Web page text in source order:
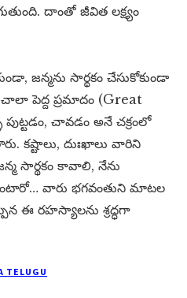
దాంతో జీవిత లక్ష్యం
జన్మను సార్థకం చేసుకోకుండా
పెద్ద ప్రమాదం (Great
చావడం అనే చక్రంలో
కష్టాలు, దుఃఖాలు వారిని
సార్థకం కావాలి, నేను
వారు భగవంతుని మాటల
ఈ రహస్యాలను శ్రద్ధగా
TELUGU